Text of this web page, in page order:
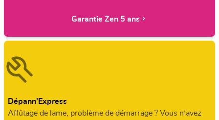
Garantie Zen 5 ans
Dépann'Express
Affûtage de lame, problème de démarrage ? Vous n’avez